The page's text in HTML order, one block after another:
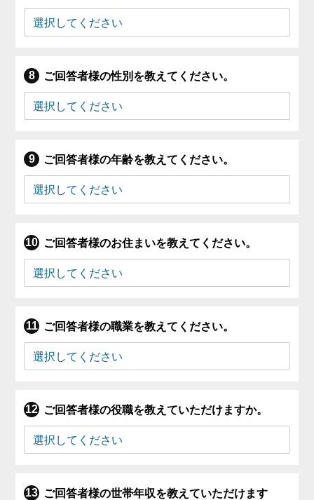
ご回答者様の性別を教えてください。
ご回答者様の年齢を教えてください。
ご回答者様のお住まいを教えてください。
ご回答者様の職業を教えてください。
ご回答者様の役職を教えていただけますか。
ご回答者様の世帯年収を教えていただけます